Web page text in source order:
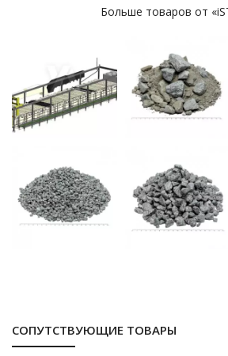
Больше товаров от
СОПУТСТВУЮЩИЕ ТОВАРЫ